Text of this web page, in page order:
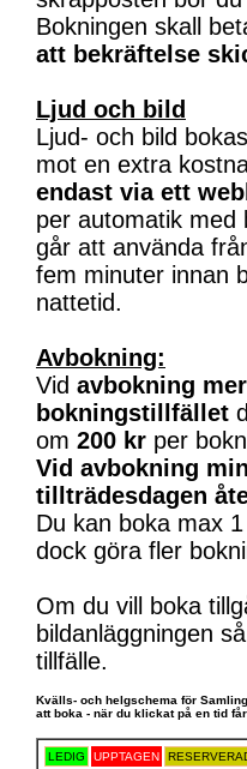
Bokningen skall
att bekräftelse
Ljud och bild
Ljud- och bild
mot en extra
endast via ett
per automatik med
går att använda
fem minuter innan
nattetid.
Avbokning:
Vid avbokning
bokningstillfället
om 200 kr per
Vid avbokning
tillträdesdagen
Du kan boka max
dock göra fler
Om du vill boka
bildanläggningen
tillfälle.
Kvälls- och helgschema för
att boka - när du klickat på en tid
LEDIG UPPTAGEN